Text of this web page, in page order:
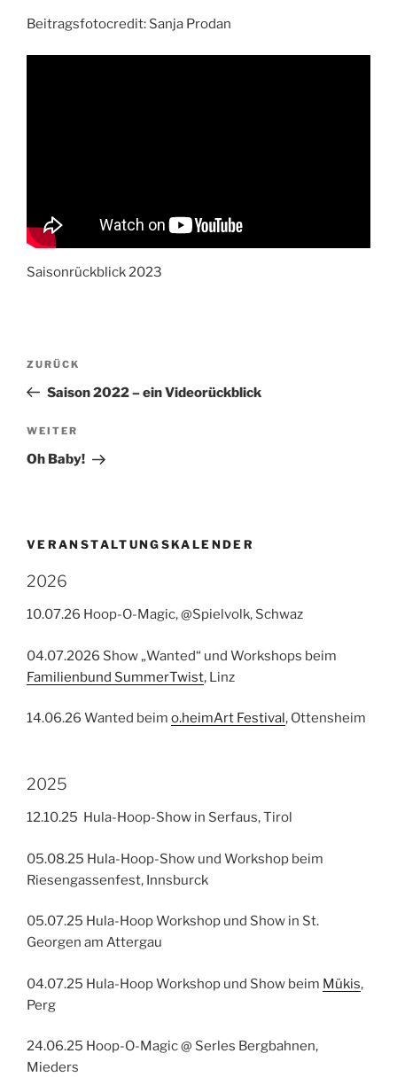
Beitragsfotocredit: Sanja Prodan
Saisonrückblick 2023
Beitragsnavigation
Vorheriger
Beitrag
ZURÜCK
Saison 2022 – ein Videorückblick
Nächster
Beitrag
WEITER
Oh Baby!
VERANSTALTUNGSKALENDER
2026
10.07.26 Hoop-O-Magic, @Spielvolk, Schwaz
04.07.2026 Show „Wanted“ und Workshops beim
Familienbund SummerTwist, Linz
14.06.26 Wanted beim o.heimArt Festival, Ottensheim
2025
12.10.25 Hula-Hoop-Show in Serfaus, Tirol
05.08.25 Hula-Hoop-Show und Workshop beim
Riesengassenfest, Innsburck
05.07.25 Hula-Hoop Workshop und Show in St.
Georgen am Attergau
04.07.25 Hula-Hoop Workshop und Show beim Mükis,
Perg
24.06.25 Hoop-O-Magic @ Serles Bergbahnen,
Mieders